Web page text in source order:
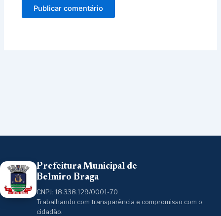
Prefeitura Municipal de
Belmiro Braga
CNPJ: 18.338.129/0001-70
Trabalhando com transparência e compromisso com o
cidadão.